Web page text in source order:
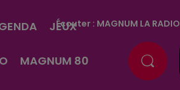
JEUX
MAGNUM 80
Écouter : MAGNUM LA